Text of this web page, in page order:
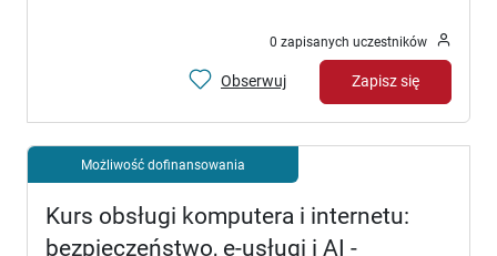
0 zapisanych uczestników
Obserwuj Zapisz się
Możliwość dofinansowania
Kurs obsługi komputera i internetu:
bezpieczeństwo, e-usługi i AI -